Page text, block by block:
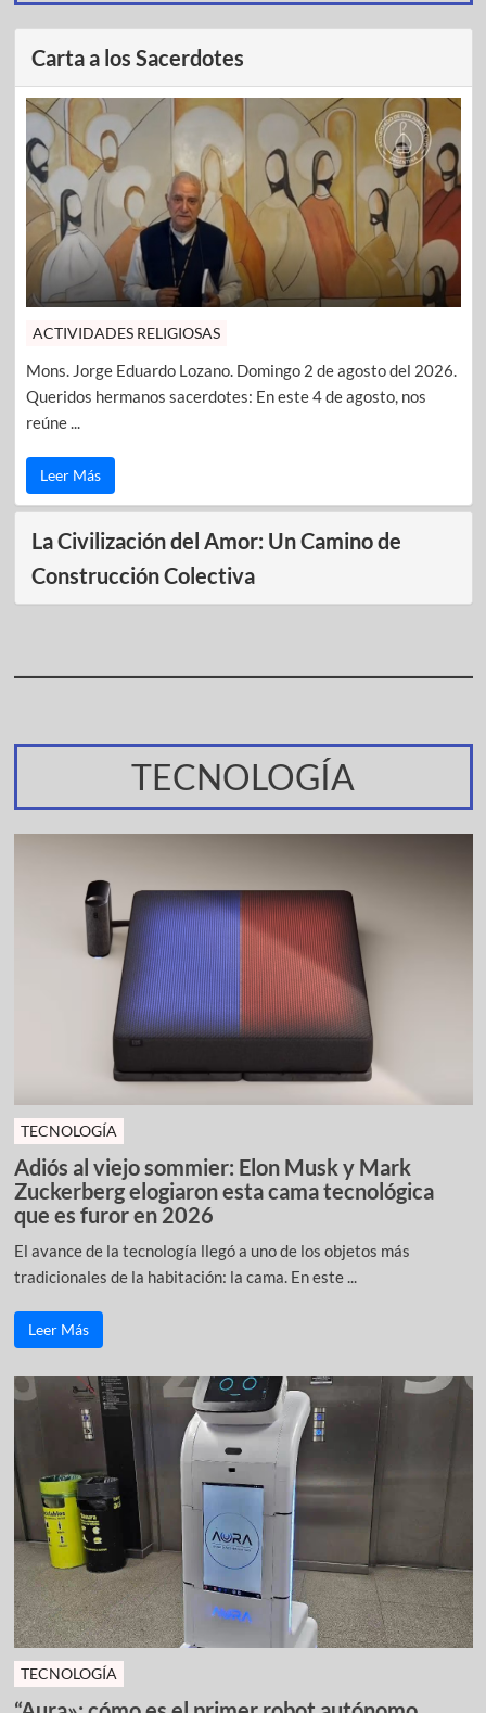
Carta a los Sacerdotes
ACTIVIDADES RELIGIOSAS
Mons. Jorge Eduardo Lozano. Domingo 2 de agosto del 2026.
Queridos hermanos sacerdotes: En este 4 de agosto, nos
reúne ...
Leer Más
La Civilización del Amor: Un Camino de
Construcción Colectiva
TECNOLOGÍA
TECNOLOGÍA
Adiós al viejo sommier: Elon Musk y Mark
Zuckerberg elogiaron esta cama tecnológica
que es furor en 2026
El avance de la tecnología llegó a uno de los objetos más
tradicionales de la habitación: la cama. En este ...
Leer Más
TECNOLOGÍA